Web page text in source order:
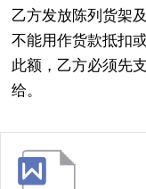
乙方发放陈列货架
不能用作货款抵扣
此额，乙方必须先
给。